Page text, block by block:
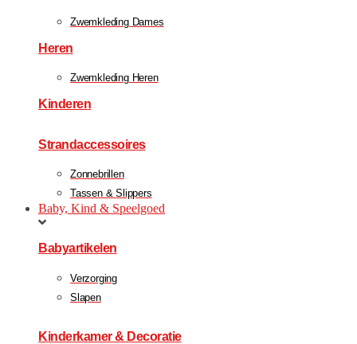
Zwemkleding Dames
Heren
Zwemkleding Heren
Kinderen
Strandaccessoires
Zonnebrillen
Tassen & Slippers
Baby, Kind & Speelgoed
Babyartikelen
Verzorging
Slapen
Kinderkamer & Decoratie